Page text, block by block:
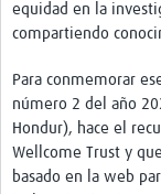
Twinning
Otras Actividades
Recursos
Crear un Club de
equidad en la
compartiendo
Para conmemorar
número 2 del año
Hondur), hace el
Wellcome Trust y
basado en la web